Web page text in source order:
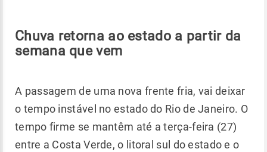
Chuva retorna ao estado a partir da
semana que vem
A passagem de uma nova frente fria, vai deixar
o tempo instável no estado do Rio de Janeiro. O
tempo firme se mantêm até a terça-feira (27)
entre a Costa Verde, o litoral sul do estado e o